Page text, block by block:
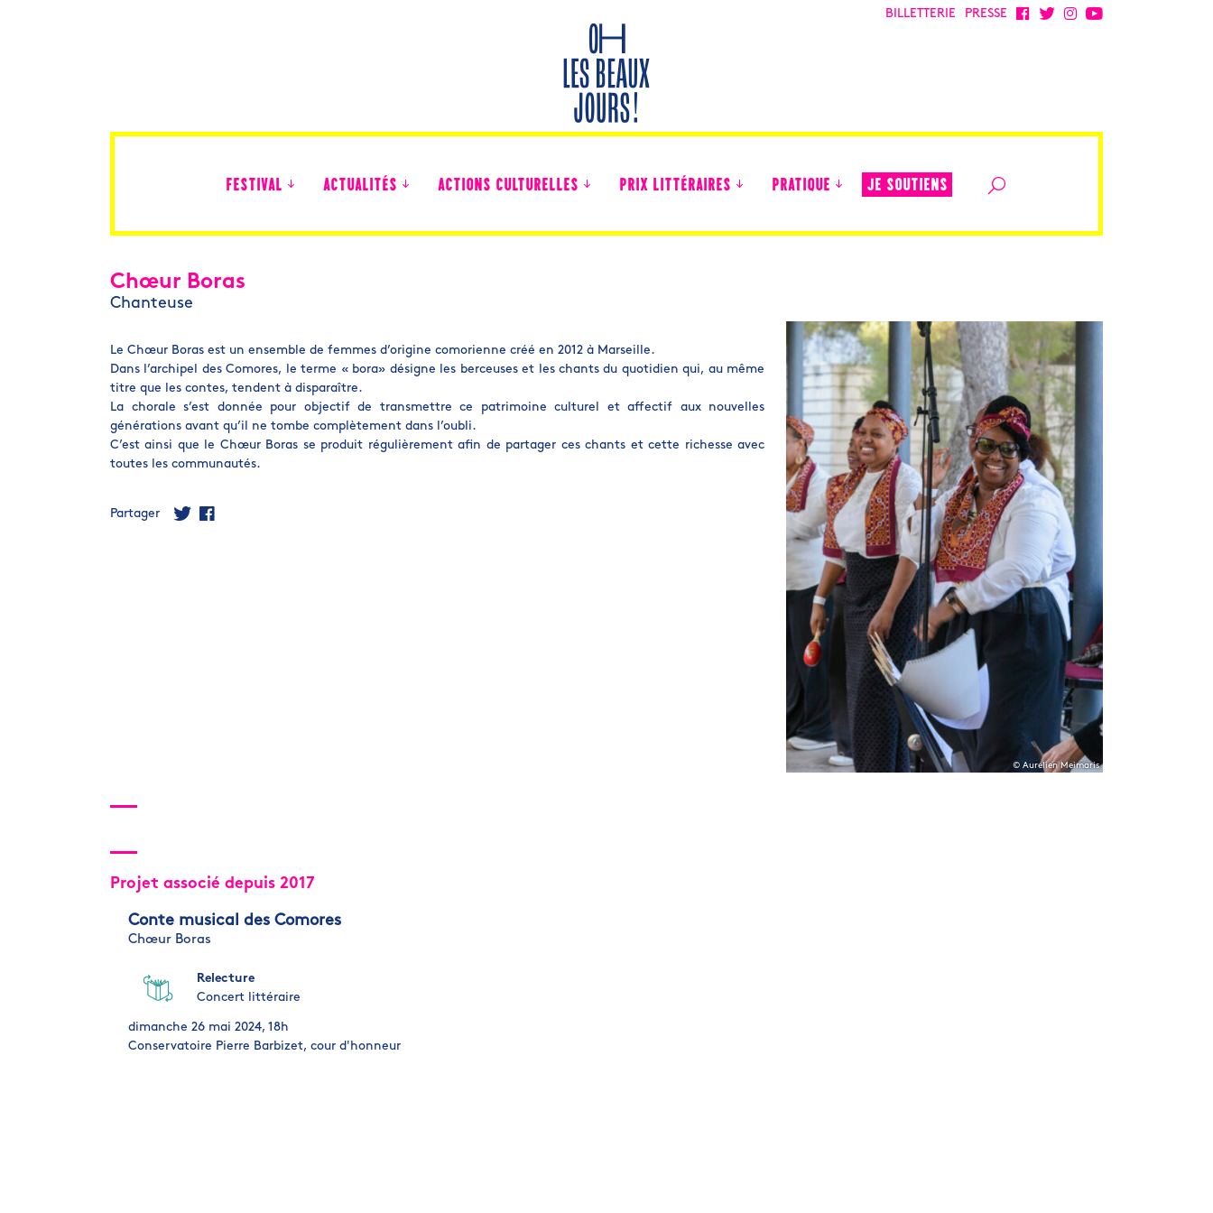
BILLETTERIE PRESSE
FESTIVAL ACTUALITÉS ACTIONS CULTURELLES PRIX LITTÉRAIRES PRATIQUE JE SOUTIENS
Chœur Boras
Chanteuse
Le Chœur Boras est un ensemble de femmes d’origine comorienne créé en 2012 à Marseille.
Dans l’archipel des Comores, le terme « bora» désigne les berceuses et les chants du quotidien qui, au même
titre que les contes, tendent à disparaître.
La chorale s’est donnée pour objectif de transmettre ce patrimoine culturel et affectif aux nouvelles
générations avant qu’il ne tombe complètement dans l’oubli.
C’est ainsi que le Chœur Boras se produit régulièrement afin de partager ces chants et cette richesse avec
toutes les communautés.
Partager
© Aurélien Meimaris
Projet associé depuis 2017
Conte musical des Comores
Chœur Boras
Relecture
Concert littéraire
dimanche 26 mai 2024, 18h
Conservatoire Pierre Barbizet, cour d'honneur